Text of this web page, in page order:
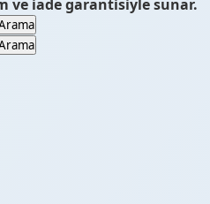
ve iade garantisiyle sunar.